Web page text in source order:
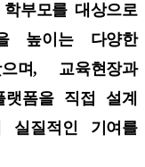
부모를 대상으로
높이는 다양한
며, 교육현장과
폼을 직접 설계
실질적인 기여를